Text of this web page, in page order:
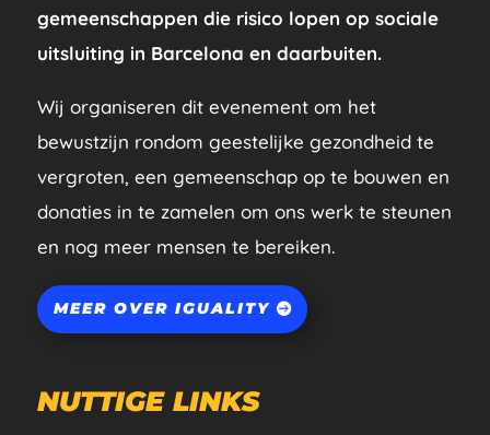
gemeenschappen die risico lopen op sociale
uitsluiting in Barcelona en daarbuiten.
Wij organiseren dit evenement om het
bewustzijn rondom geestelijke gezondheid te
vergroten, een gemeenschap op te bouwen en
donaties in te zamelen om ons werk te steunen
en nog meer mensen te bereiken.
MEER OVER IGUALITY
NUTTIGE LINKS